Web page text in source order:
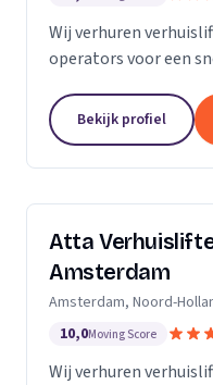
Wij verhuren
operators voor een
Bekijk profiel
Atta
Amsterdam
Amsterdam, Noord-
10,0Moving Score
Wij verhuren